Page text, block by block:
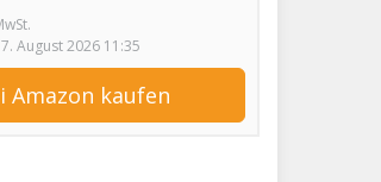
August 2026 11:35
Amazon kaufen